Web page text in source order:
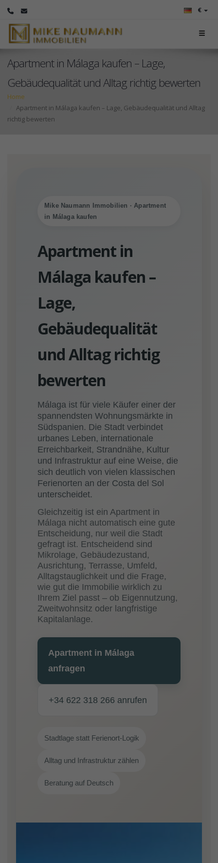
€
Apartment in Málaga kaufen – Lage,
Gebäudequalität und Alltag richtig bewerten
Home
Apartment in Málaga kaufen – Lage, Gebäudequalität und Alltag
richtig bewerten
Mike Naumann Immobilien · Apartment
in Málaga kaufen
Apartment in
Málaga kaufen –
Lage,
Gebäudequalität
und Alltag richtig
bewerten
Málaga ist für viele Käufer einer der
spannendsten Wohnungsmärkte in
Südspanien. Die Stadt verbindet
urbanes Leben, internationale
Erreichbarkeit, Strandnähe, Kultur
und Infrastruktur auf eine Weise, die
sich deutlich von vielen klassischen
Ferienorten an der Costa del Sol
unterscheidet.
Gleichzeitig ist ein Apartment in
Málaga nicht automatisch eine gute
Entscheidung, nur weil die Stadt
gefragt ist. Entscheidend sind
Mikrolage, Gebäudezustand,
Ausrichtung, Terrasse, Umfeld,
Alltagstauglichkeit und die Frage,
wie gut die Immobilie wirklich zu
Ihrem Ziel passt – ob Eigennutzung,
Zweitwohnsitz oder langfristige
Kapitalanlage.
Apartment in Málaga
anfragen
+34 622 318 266 anrufen
Stadtlage statt Ferienort-Logik
Alltag und Infrastruktur zählen
Beratung auf Deutsch